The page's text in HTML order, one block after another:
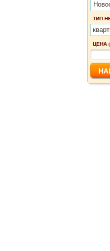
ТИП
ЦЕНА